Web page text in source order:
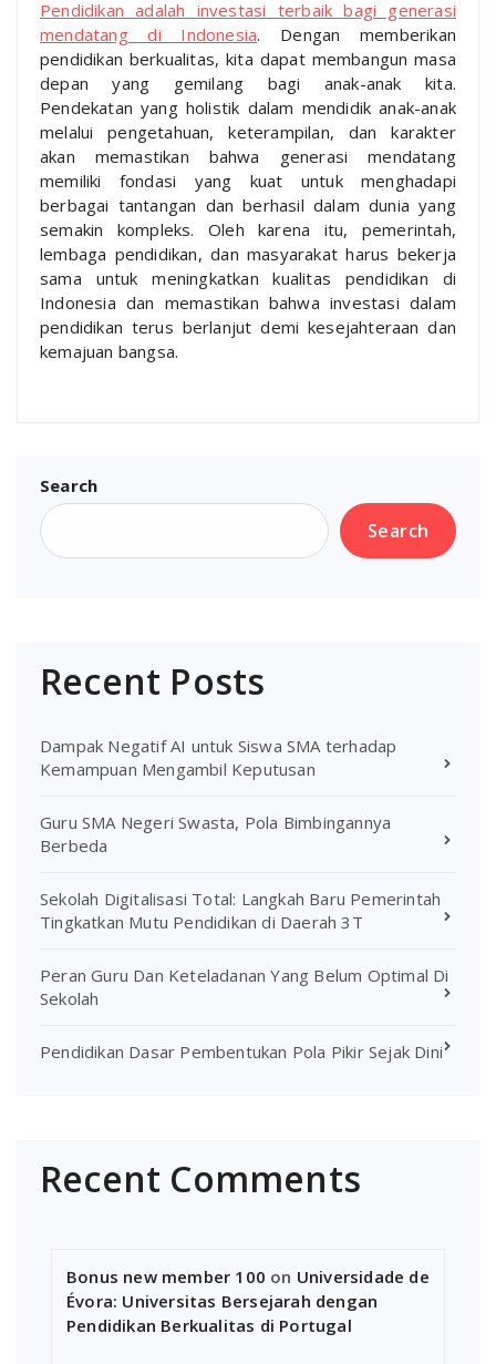
Pendidikan adalah investasi terbaik bagi generasi
mendatang di Indonesia. Dengan memberikan
pendidikan berkualitas, kita dapat membangun masa
depan yang gemilang bagi anak-anak kita.
Pendekatan yang holistik dalam mendidik anak-anak
melalui pengetahuan, keterampilan, dan karakter
akan memastikan bahwa generasi mendatang
memiliki fondasi yang kuat untuk menghadapi
berbagai tantangan dan berhasil dalam dunia yang
semakin kompleks. Oleh karena itu, pemerintah,
lembaga pendidikan, dan masyarakat harus bekerja
sama untuk meningkatkan kualitas pendidikan di
Indonesia dan memastikan bahwa investasi dalam
pendidikan terus berlanjut demi kesejahteraan dan
kemajuan bangsa.
Search
Search
Recent Posts
Dampak Negatif AI untuk Siswa SMA terhadap
Kemampuan Mengambil Keputusan
Guru SMA Negeri Swasta, Pola Bimbingannya
Berbeda
Sekolah Digitalisasi Total: Langkah Baru Pemerintah
Tingkatkan Mutu Pendidikan di Daerah 3T
Peran Guru Dan Keteladanan Yang Belum Optimal Di
Sekolah
Pendidikan Dasar Pembentukan Pola Pikir Sejak Dini
Recent Comments
Bonus new member 100 on Universidade de
Évora: Universitas Bersejarah dengan
Pendidikan Berkualitas di Portugal